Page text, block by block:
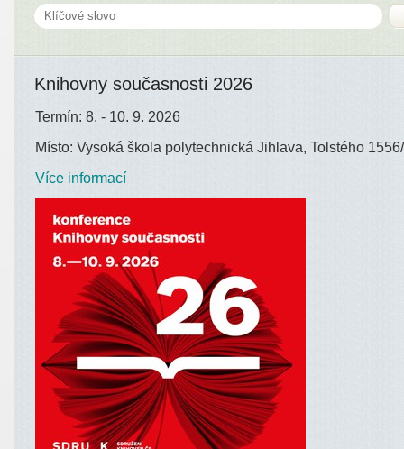
Knihovny současnosti 2026
Termín: 8. - 10. 9. 2026
Místo: Vysoká škola polytechnická Jihlava, Tolstého
Více informací